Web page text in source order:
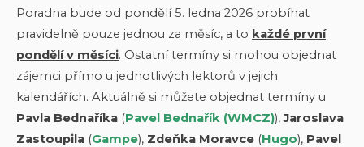
Poradna bude od pondělí 5. ledna 2026 probíhat
pravidelně pouze jednou za měsíc, a to každé první
pondělí v měsíci. Ostatní termíny si mohou objednat
zájemci přímo u jednotlivých lektorů v jejich
kalendářích. Aktuálně si můžete objednat termíny u
Pavla Bednaříka (Pavel Bednařík (WMCZ)),Jaroslava
Zastoupila (Gampe), Zdeňka Moravce (Hugo), Pavel